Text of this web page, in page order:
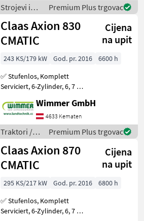
Kreiseldurchmesser 1, 50 m
Strojevi i
oprema za
travu i
baliranje /
Claas
Premium Plus trgovac
Claas Axion 830
CMATIC
Cijena
na upit
243 KS/179 kW God. pr. 2016
6600 h
✅ Stufenlos, Komplett
Serviciert, 6-Zylinder, 6, 7 L,
CLAAS AXION 830 CMATIC
aus dem Jahr 2016 ist ein
richtig starker Allrounder
für Feld und
Wimmer GmbH
4633 Kematen
Traktori /
Claas
Premium Plus trgovac
Claas Axion 870
CMATIC
Cijena
na upit
295 KS/217 kW God. pr. 2016
6800 h
✅ Stufenlos, Komplett
Serviciert, 6-Zylinder, 6, 7 L,